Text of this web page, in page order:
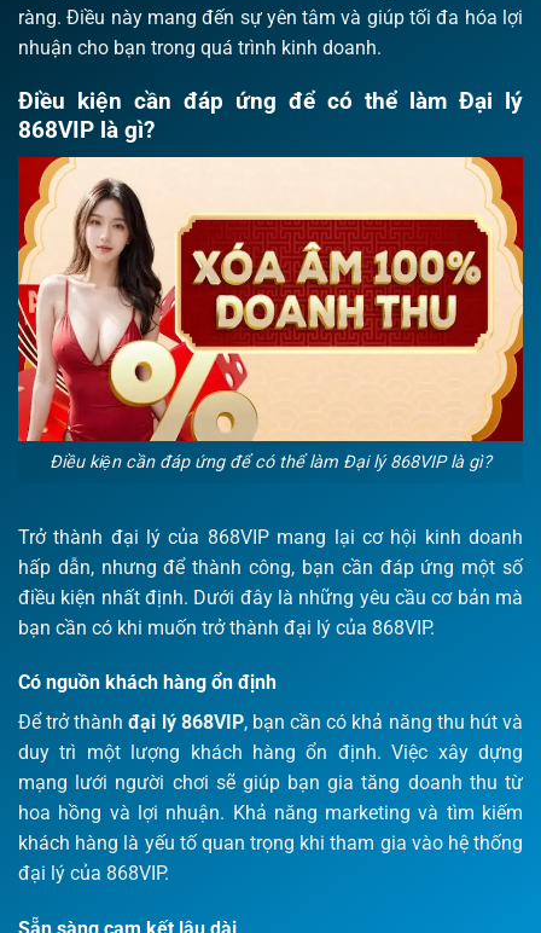
ràng. Điều này mang đến sự yên tâm và giúp tối đa hóa lợi
nhuận cho bạn trong quá trình kinh doanh.
Điều kiện cần đáp ứng để có thể làm Đại lý
868VIP là gì?
Điều kiện cần đáp ứng để có thể làm Đại lý 868VIP là gì?
Trở thành đại lý của 868VIP mang lại cơ hội kinh doanh
hấp dẫn, nhưng để thành công, bạn cần đáp ứng một số
điều kiện nhất định. Dưới đây là những yêu cầu cơ bản mà
bạn cần có khi muốn trở thành đại lý của 868VIP.
Có nguồn khách hàng ổn định
Để trở thànhđại lý 868VIP, bạn cần có khả năng thu hút và
duy trì một lượng khách hàng ổn định. Việc xây dựng
mạng lưới người chơi sẽ giúp bạn gia tăng doanh thu từ
hoa hồng và lợi nhuận. Khả năng marketing và tìm kiếm
khách hàng là yếu tố quan trọng khi tham gia vào hệ thống
đại lý của 868VIP.